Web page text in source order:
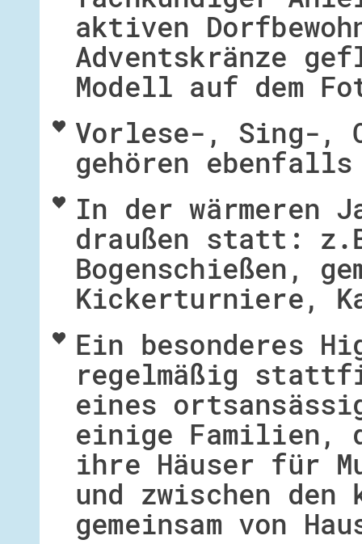
aktiven
Adventskränze
Modell auf dem
Vorlese-, Sing-,
gehören ebenfalls
In der wärmeren
draußen statt:
Bogenschießen,
Kickerturniere,
Ein besonderes
regelmäßig
eines
einige Familien,
ihre Häuser für
und zwischen
gemeinsam von